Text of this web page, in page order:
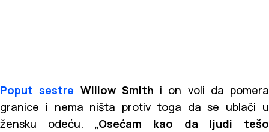
Poput sestre Willow Smith i on voli da pomera
granice i nema ništa protiv toga da se ublači u
žensku odeću. „Osećam kao da ljudi tešo